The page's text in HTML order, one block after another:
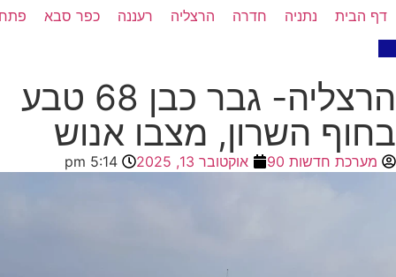
דף הבית נתניה חדרה הרצליה רעננה כפר סבא
הרצליה- גבר כבן 68 טבע
בחוף השרון, מצבו אנוש
מערכת חדשות 90 אוקטובר 13, 2025 5:14 pm